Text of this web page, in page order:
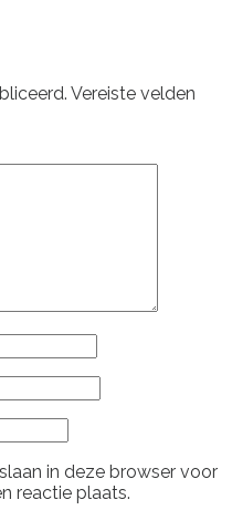
Vereiste velden
in deze browser voor
reactie plaats.